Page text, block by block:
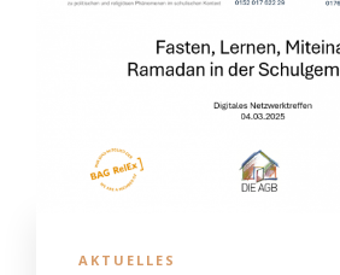
AKTUELLES